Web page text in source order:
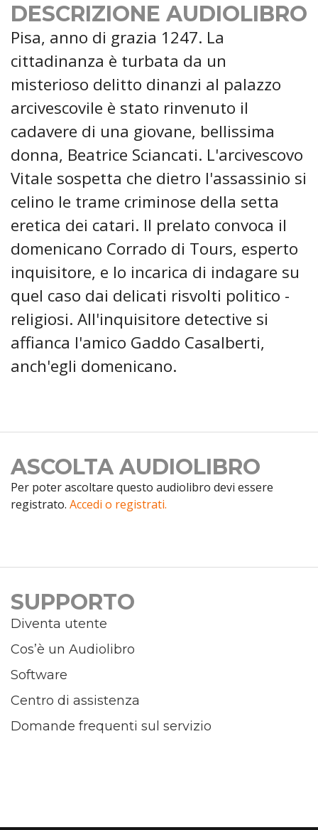
DESCRIZIONE AUDIOLIBRO
Pisa, anno di grazia 1247. La
cittadinanza è turbata da un
misterioso delitto dinanzi al palazzo
arcivescovile è stato rinvenuto il
cadavere di una giovane, bellissima
donna, Beatrice Sciancati. L'arcivescovo
Vitale sospetta che dietro l'assassinio si
celino le trame criminose della setta
eretica dei catari. Il prelato convoca il
domenicano Corrado di Tours, esperto
inquisitore, e lo incarica di indagare su
quel caso dai delicati risvolti politico -
religiosi. All'inquisitore detective si
affianca l'amico Gaddo Casalberti,
anch'egli domenicano.
ASCOLTA AUDIOLIBRO
Per poter ascoltare questo audiolibro devi essere
registrato. Accedi o registrati.
SUPPORTO
Diventa utente
Cos’è un Audiolibro
Software
Centro di assistenza
Domande frequenti sul servizio